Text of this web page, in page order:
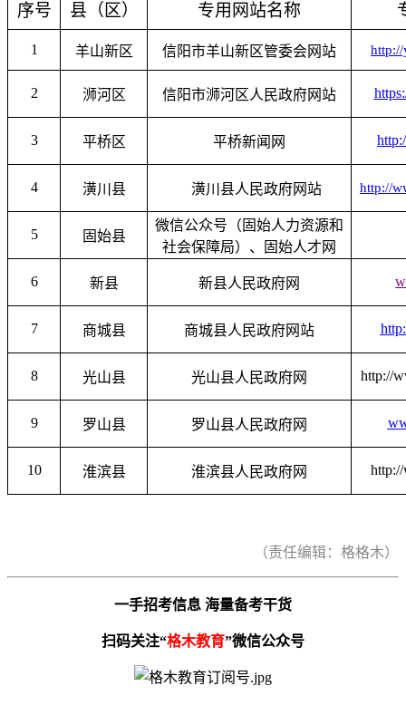
序号 县（区） 专用网站名称
1 羊山新区 信阳市羊山新区管委会网站
2 浉河区 信阳市浉河区人民政府网站
3 平桥区 平桥新闻网
4 潢川县 潢川县人民政府网站 http://
5 固始县
微信公众号（固始人力资源和
社会保障局）、固始人才网
6 新县 新县人民政府网
7 商城县 商城县人民政府网站
8 光山县 光山县人民政府网 http://
9 罗山县 罗山县人民政府网
10 淮滨县 淮滨县人民政府网
（责任编辑：格格木）
一手招考信息 海量备考干货
扫码关注“格木教育”微信公众号